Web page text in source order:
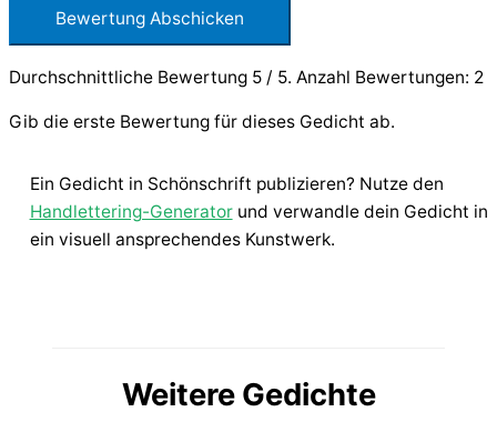
Bewertung Abschicken
Durchschnittliche Bewertung 5 / 5. Anzahl Bewertungen: 2
Gib die erste Bewertung für dieses Gedicht ab.
Ein Gedicht in Schönschrift publizieren? Nutze den
Handlettering-Generatorund verwandle dein Gedicht in
ein visuell ansprechendes Kunstwerk.
Weitere Gedichte